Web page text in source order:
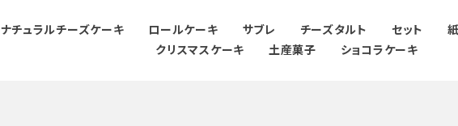
ナチュラルチーズケーキ ロールケーキ サブレ チーズタルト セット
クリスマスケーキ
土産菓子 ショコラケーキ